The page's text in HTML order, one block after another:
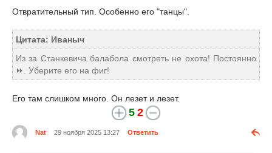
Отвратительный тип. Особенно его "танцы".
Цитата: Иваныч
Из за Станкевича балабола смотреть не охота! Постоянно
⏩. Уберите его на фиг!
Его там слишком много. Он лезет и лезет.
5 2
Nat 29 ноября 2025 13:27 Ответить